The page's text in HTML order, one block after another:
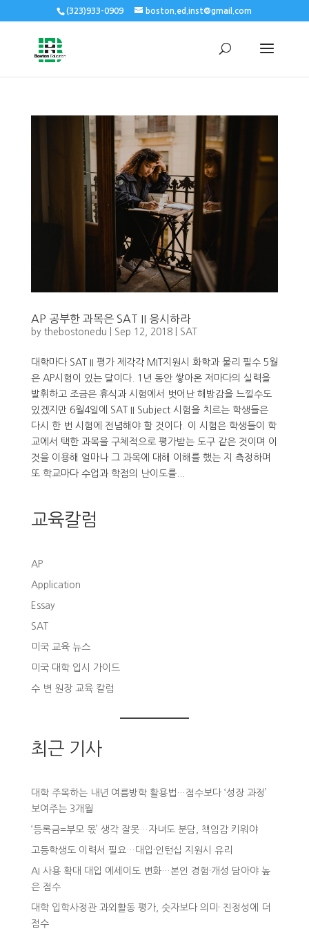
(323)933-0909 boston.ed.inst@gmail.com
AP 공부한 과목은 SAT II 응시하라
by thebostonedu Sep 12, 2018| SAT
대학마다 SAT II 평가 제각각 MIT지원시 화학과 물리 필수 5월
은 AP시험이 있는 달이다. 1년 동안 쌓아온 저마다의 실력을
발휘하고 조금은 휴식과 시험에서 벗어난 해방감을 느낄수도
있겠지만 6월4일에 SAT II Subject 시험을 치르는 학생들은
다시 한 번 시험에 전념해야 할 것이다. 이 시험은 학생들이 학
교에서 택한 과목을 구체적으로 평가받는 도구 같은 것이며 이
것을 이용해 얼마나 그 과목에 대해 이해를 했는 지 측정하며
또 학교마다 수업과 학점의 난이도를...
교육칼럼
AP
Application
Essay
SAT
미국 교육 뉴스
미국 대학 입시 가이드
수 변 원장 교육 칼럼
최근 기사
대학 주목하는 내년 여름방학 활용법…점수보다 ‘성장 과정’
보여주는 3개월
‘등록금=부모 몫’ 생각 잘못…자녀도 분담, 책임감 키워야
고등학생도 이력서 필요…대입·인턴십 지원시 유리
AI 사용 확대 대입 에세이도 변화…본인 경험·개성 담아야 높
은 점수
대학 입학사정관 과외활동 평가, 숫자보다 의미· 진정성에 더
점수